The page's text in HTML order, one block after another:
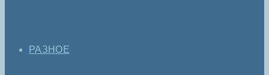
РАЗНОЕ